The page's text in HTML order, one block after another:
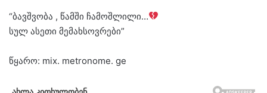
“ბავშვობა , წამში ჩამოშლილი…
სულ ასეთი მემახსოვრები”
წყარო: mix. metronome. ge